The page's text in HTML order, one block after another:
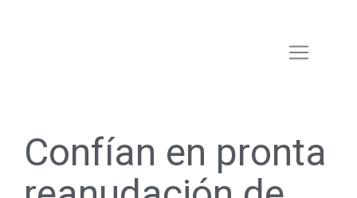
Confían en pronta